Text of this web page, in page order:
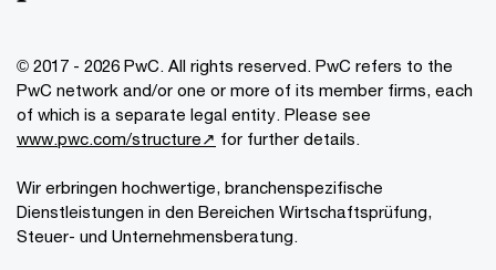
© 2017 - 2026 PwC. All rights reserved. PwC refers to the
PwC network and/or one or more of its member firms, each
of which is a separate legal entity. Please see
www.pwc.com/structure↗ for further details.
Wir erbringen hochwertige, branchenspezifische
Dienstleistungen in den Bereichen Wirtschaftsprüfung,
Steuer- und Unternehmensberatung.